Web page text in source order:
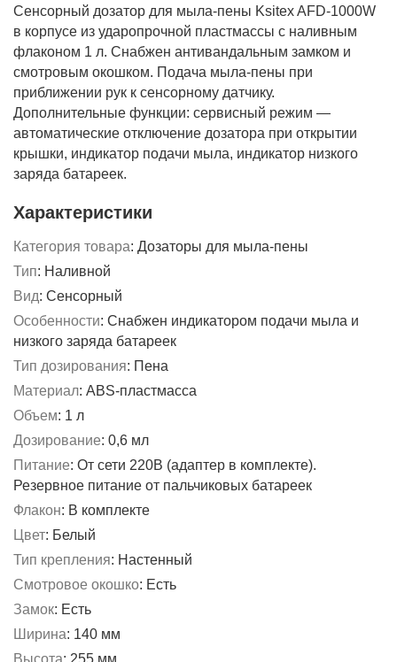
Сенсорный дозатор для мыла-пены Ksitex AFD-1000W
в корпусе из ударопрочной пластмассы с наливным
флаконом 1 л. Снабжен антивандальным замком и
смотровым окошком. Подача мыла-пены при
приближении рук к сенсорному датчику.
Дополнительные функции: сервисный режим —
автоматические отключение дозатора при открытии
крышки, индикатор подачи мыла, индикатор низкого
заряда батареек.
Характеристики
Категория товара: Дозаторы для мыла-пены
Тип: Наливной
Вид: Сенсорный
Особенности: Снабжен индикатором подачи мыла и
низкого заряда батареек
Тип дозирования: Пена
Материал: ABS-пластмасса
Объем: 1 л
Дозирование: 0,6 мл
Питание: От сети 220В (адаптер в комплекте).
Резервное питание от пальчиковых батареек
Флакон: В комплекте
Цвет: Белый
Тип крепления: Настенный
Смотровое окошко: Есть
Замок: Есть
Ширина: 140 мм
Высота: 255 мм